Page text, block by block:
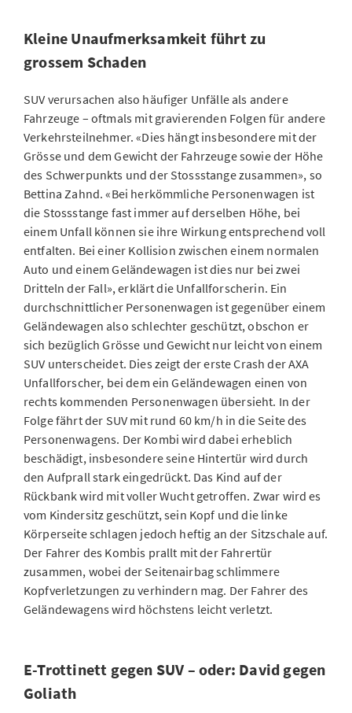
Kleine Unaufmerksamkeit führt zu
grossem Schaden
SUV verursachen also häufiger Unfälle als andere
Fahrzeuge – oftmals mit gravierenden Folgen für andere
Verkehrsteilnehmer. «Dies hängt insbesondere mit der
Grösse und dem Gewicht der Fahrzeuge sowie der Höhe
des Schwerpunkts und der Stossstange zusammen», so
Bettina Zahnd. «Bei herkömmliche Personenwagen ist
die Stossstange fast immer auf derselben Höhe, bei
einem Unfall können sie ihre Wirkung entsprechend voll
entfalten. Bei einer Kollision zwischen einem normalen
Auto und einem Geländewagen ist dies nur bei zwei
Dritteln der Fall», erklärt die Unfallforscherin. Ein
durchschnittlicher Personenwagen ist gegenüber einem
Geländewagen also schlechter geschützt, obschon er
sich bezüglich Grösse und Gewicht nur leicht von einem
SUV unterscheidet. Dies zeigt der erste Crash der AXA
Unfallforscher, bei dem ein Geländewagen einen von
rechts kommenden Personenwagen übersieht. In der
Folge fährt der SUV mit rund 60 km/h in die Seite des
Personenwagens. Der Kombi wird dabei erheblich
beschädigt, insbesondere seine Hintertür wird durch
den Aufprall stark eingedrückt. Das Kind auf der
Rückbank wird mit voller Wucht getroffen. Zwar wird es
vom Kindersitz geschützt, sein Kopf und die linke
Körperseite schlagen jedoch heftig an der Sitzschale auf.
Der Fahrer des Kombis prallt mit der Fahrertür
zusammen, wobei der Seitenairbag schlimmere
Kopfverletzungen zu verhindern mag. Der Fahrer des
Geländewagens wird höchstens leicht verletzt.
E-Trottinett gegen SUV – oder: David gegen
Goliath